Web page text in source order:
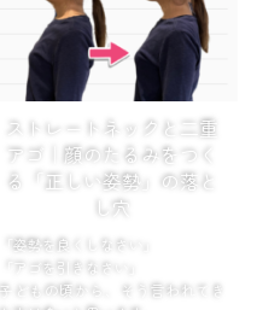
ストレートネックと二重
アゴ｜顔のたるみをつく
る「正しい姿勢」の落と
し穴
「姿勢を良くしなさい」
「アゴを引きなさい」
子どもの頃から、そう言われてき